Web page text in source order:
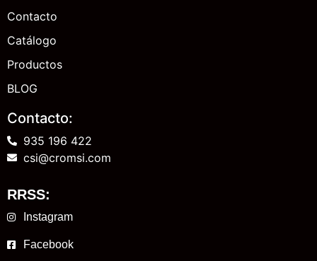
Contacto
Catálogo
Productos
BLOG
Contacto:
935 196 422
csi@cromsi.com
RRSS:
Instagram
Facebook